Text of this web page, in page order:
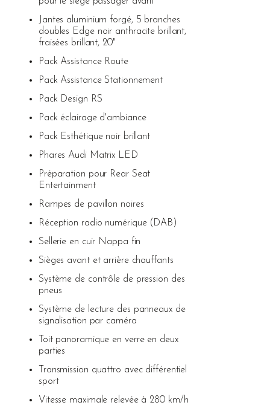
Jantes aluminium forgé, 5 branches
doubles Edge noir anthracite brillant,
fraisées brillant, 20"
Pack Assistance Route
Pack Assistance Stationnement
Pack Design RS
Pack éclairage d'ambiance
Pack Esthétique noir brillant
Phares Audi Matrix LED
Préparation pour Rear Seat
Entertainment
Rampes de pavillon noires
Réception radio numérique (DAB)
Sellerie en cuir Nappa fin
Sièges avant et arrière chauffants
Système de contrôle de pression des
pneus
Système de lecture des panneaux de
signalisation par caméra
Toit panoramique en verre en deux
parties
Transmission quattro avec différentiel
sport
Vitesse maximale relevée à 280 km/h